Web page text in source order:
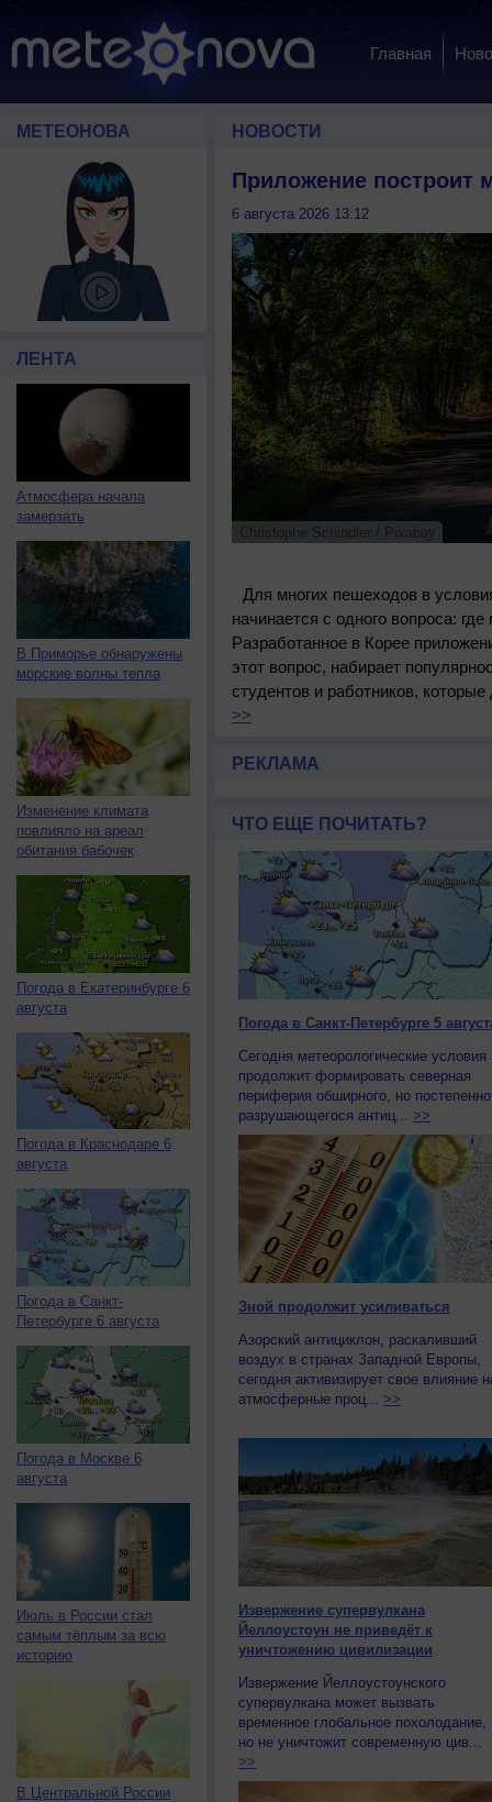
Главная
МЕТЕОНОВА
ЛЕНТА
Атмосфера начала
замерзать
В Приморье обнаружены
морские волны тепла
Изменение климата
повлияло на ареал
обитания бабочек
Погода в Екатеринбурге 6
августа
Погода в Краснодаре 6
августа
Погода в Санкт-
Петербурге 6 августа
Погода в Москве 6
августа
Июль в России стал
самым тёплым за всю
историю
В Центральной России
НОВОСТИ
Приложение построит
6 августа 2026 13:12
Christophe Schindler / Pixabay
Для многих пешеходов в
начинается с одного вопроса:
Разработанное в Корее
этот вопрос, набирает
студентов и работников,
>>
РЕКЛАМА
ЧТО ЕЩЕ ПОЧИТАТЬ?
Погода в Санкт-Петербурге 5
Сегодня метеорологические условия
продолжит формировать северная
периферия обширного, но постепенно
разрушающегося антиц... >>
Зной продолжит усиливаться
Азорский антициклон, раскаливший
воздух в странах Западной Европы,
сегодня активизирует свое влияние
атмосферные проц... >>
Извержение супервулкана
Йеллоустоун не приведёт к
уничтожению цивилизации
Извержение Йеллоустоунского
супервулкана может вызвать
временное глобальное похолодание,
но не уничтожит современную цив...
>>